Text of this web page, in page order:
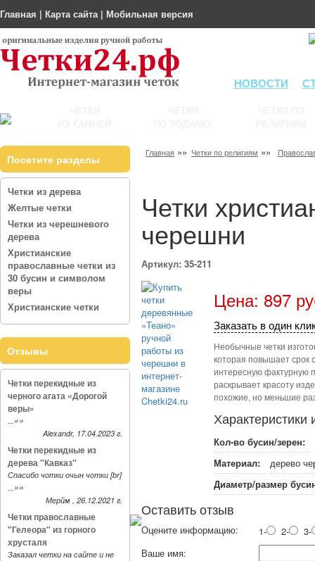
Главная | Карта сайта| Мобильная версия
НОВОСТИ
Посетите разделы
Четки из дерева
Желтые четки
Четки из черешневого
дерева
Христианские
православные четки из
30 бусин и символом
веры
Христианские четки
Отзывы
Четки перекидные из
черного агата «Дорогой
веры»
...»»
Alexandr, 17.04.2023 г.
Четки перекидные из
дерева "Кавказ"
Спасибо чотки очын чотки [br]
...»»
Мерйм , 26.12.2021 г.
Четки православные
"Гелеора" из горного
хрусталя
Заказал четки на сайте и не
Главная »» Четки по религиям »»
Четки
черешни
Артикул: 35-211
Цена: 897
Заказать в один
Необычные четки
которая повышает срок
интересную фактурную
раскрывает красоту
похожие, но меньшие
Характеристики
Кол-во бусин/зерен:
Материал:
дерево
Диаметр/размер
Оставить отзыв
Оцените информацию: 1- 2-
3-
Ваше имя: